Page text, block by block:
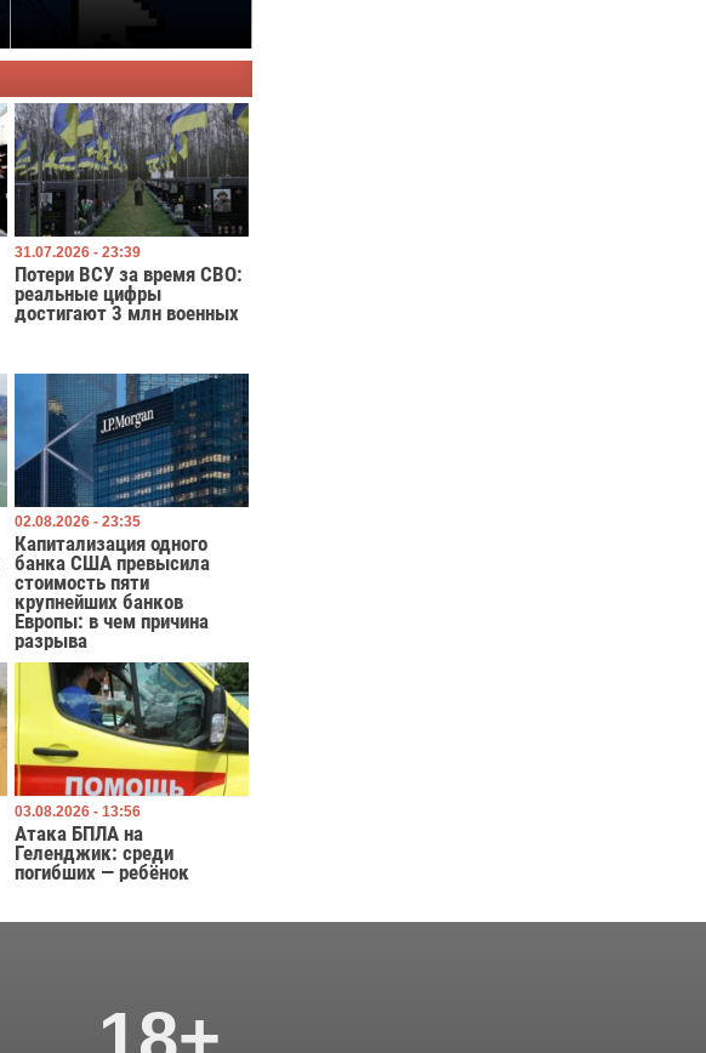
31.07.2026 - 23:39
Потери ВСУ за время СВО:
реальные цифры
достигают 3 млн военных
02.08.2026 - 23:35
Капитализация одного
банка США превысила
стоимость пяти
крупнейших банков
Европы: в чем причина
разрыва
03.08.2026 - 13:56
Атака БПЛА на
Геленджик: среди
погибших — ребёнок